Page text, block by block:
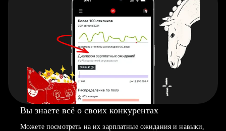
Вы знаете всё о своих конкурентах
Можете посмотреть на их зарплатные ожидания и навыки,